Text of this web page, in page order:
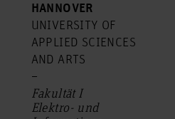
HANNOVER
UNIVERSITY OF
APPLIED SCIENCES
AND ARTS
–
Fakultät I
Elektro- und